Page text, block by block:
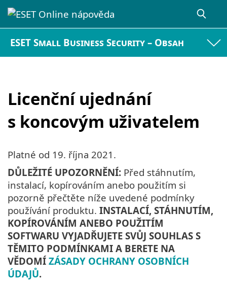
ESET Small Business Security – Obsah
Licenční ujednání
s koncovým uživatelem
Platné od 19. října 2021 .
DŮLEŽITÉ UPOZORNĚNÍ: Před stáhnutím,
instalací, kopírováním anebo použitím si
pozorně přečtěte níže uvedené podmínky
používání produktu. INSTALACÍ, STÁHNUTÍM,
KOPÍROVÁNÍM ANEBO POUŽITÍM
SOFTWARU VYJADŘUJETE SVŮJ SOUHLAS S
TĚMITO PODMÍNKAMI A BERETE NA
VĚDOMÍ ZÁSADY OCHRANY OSOBNÍCH
ÚDAJŮ.